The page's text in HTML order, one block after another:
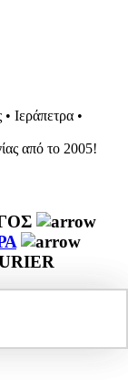
Ιεράπετρα •
από το 2005!